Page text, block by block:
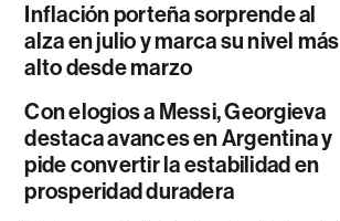
Inflación porteña sorprende al
alza en julio y marca su nivel más
alto desde marzo
Con elogios a Messi, Georgieva
destaca avances en Argentina y
pide convertir la estabilidad en
prosperidad duradera